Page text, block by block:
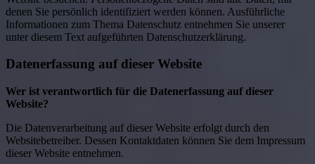
denen Sie persönlich identifiziert werden können. Ausführliche
Informationen zum Thema Datenschutz entnehmen Sie unserer
unter diesem Text aufgeführten Datenschutzerklärung.
Datenerfassung auf dieser Website
Wer ist verantwortlich für die Datenerfassung auf dieser
Website?
Die Datenverarbeitung auf dieser Website erfolgt durch den
Websitebetreiber. Dessen Kontaktdaten können Sie dem Impressum
dieser Website entnehmen.